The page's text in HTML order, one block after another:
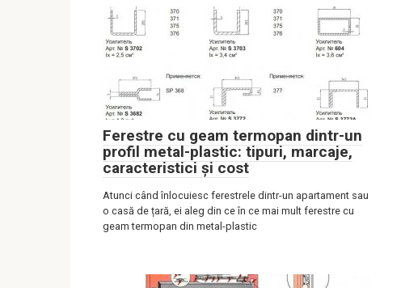
Ferestre cu geam termopan dintr-un
profil metal-plastic: tipuri, marcaje,
caracteristici și cost
Atunci când înlocuiesc ferestrele dintr-un apartament sau
o casă de țară, ei aleg din ce în ce mai mult ferestre cu
geam termopan din metal-plastic